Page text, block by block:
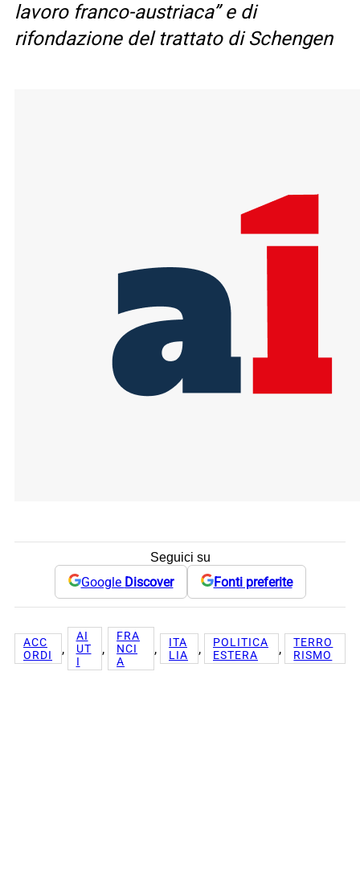
lavoro franco-austriaca” e di
rifondazione del trattato di Schengen
Seguici su
Google Discover Fonti preferite
ACC
ORDI
,
AI
UT
I
,
FRA
NCI
A
,
ITA
LIA
,
POLITICA
ESTERA
,
TERRO
RISMO